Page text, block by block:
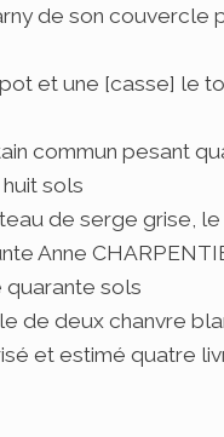
de son couvercle
et une [casse] le
commun pesant
sols
de serge grise,
Anne
quarante sols
de deux chanvre
et estimé quatre